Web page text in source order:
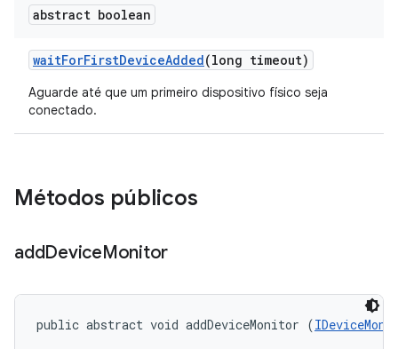
abstract boolean
waitForFirstDeviceAdded(long timeout)
Aguarde até que um primeiro dispositivo físico seja
conectado.
Métodos públicos
addDeviceMonitor
public abstract void addDeviceMonitor (